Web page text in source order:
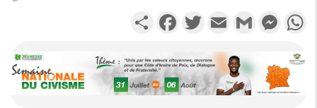
PartagerFacebookTwitterEmail Gmail